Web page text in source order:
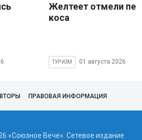
Желтеет отмели
коса
ТУРИЗМ 01 августа 2026
ПРАВОВАЯ ИНФОРМАЦИЯ
«Союзное Вече». Сетевое издание